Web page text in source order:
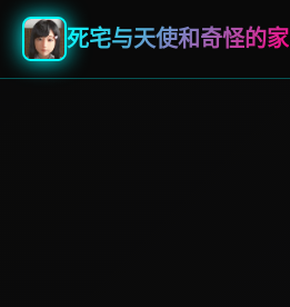
死宅与天使和奇怪的家